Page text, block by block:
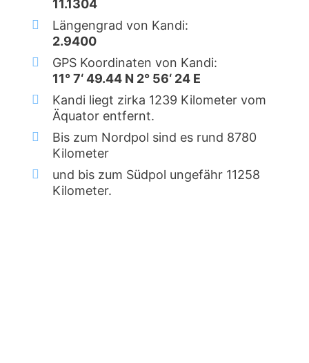
11.1304
Längengrad von Kandi:
2.9400
GPS Koordinaten von Kandi:
11° 7‘ 49.44 N 2° 56‘ 24 E
Kandi liegt zirka 1239 Kilometer vom
Äquator entfernt.
Bis zum Nordpol sind es rund 8780
Kilometer
und bis zum Südpol ungefähr 11258
Kilometer.